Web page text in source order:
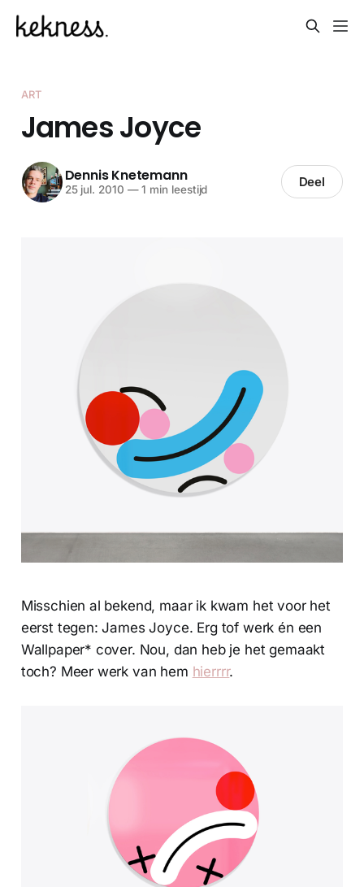
ART
James Joyce
Dennis Knetemann
25 jul. 2010 —1 min leestijd Deel
Misschien al bekend, maar ik kwam het voor het
eerst tegen: James Joyce. Erg tof werk én een
Wallpaper* cover. Nou, dan heb je het gemaakt
toch? Meer werk van hem hierrrr.